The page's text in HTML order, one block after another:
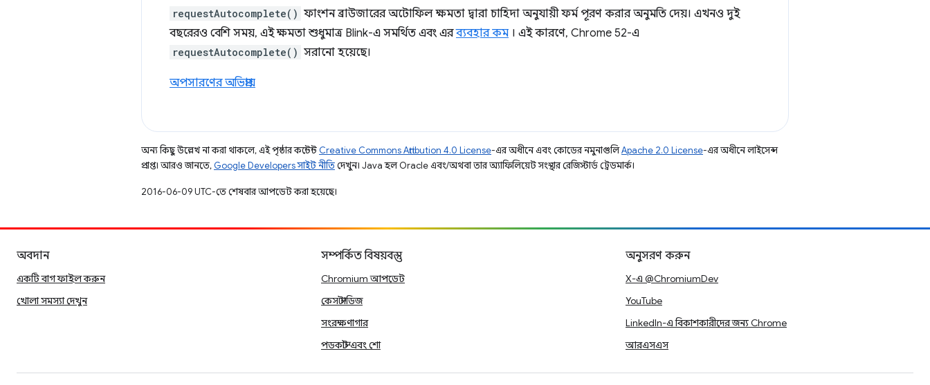
requestAutocomplete() ফাংশন ব্রাউজারের অটোফিল ক্ষমতা দ্বারা চাহিদা অনুযায়ী ফর্ম পূরণ করার অনুমতি দেয়। এখনও দুই
বছরেরও বেশি সময়, এই ক্ষমতা শুধুমাত্র Blink-এ সমর্থিত এবং এরব্যবহার কম । এই কারণে, Chrome 52-এ
requestAutocomplete() সরানো হয়েছে।
অপসারণের অভিপ্রায়
অন্য কিছু উল্লেখ না করা থাকলে, এই পৃষ্ঠার কন্টেন্ট Creative Commons Attribution 4.0 License-এর অধীনে এবং কোডের নমুনাগুলিApache 2.0 License-এর অধীনে লাইসেন্স
প্রাপ্ত। আরও জানতে, Google Developers সাইট নীতিদেখুন। Java হল Oracle এবং/অথবা তার অ্যাফিলিয়েট সংস্থার রেজিস্টার্ড ট্রেডমার্ক।
2016-06-09 UTC-তে শেষবার আপডেট করা হয়েছে।
অবদান
একটি বাগ ফাইল করুন
খোলা সমস্যা দেখুন
সম্পর্কিত বিষয়বস্তু
Chromium আপডেট
কেস স্টাডিজ
সংরক্ষণাগার
পডকাস্ট এবং শো
অনুসরণ করুন
X-এ @ChromiumDev
YouTube
LinkedIn-এ বিকাশকারীদের জন্য Chrome
আরএসএস